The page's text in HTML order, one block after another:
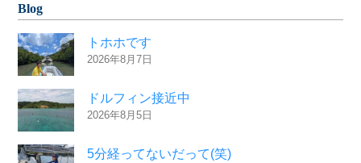
Blog
トホホです
2026年8月7日
ドルフィン接近中
2026年8月5日
5分経ってないだって(笑)